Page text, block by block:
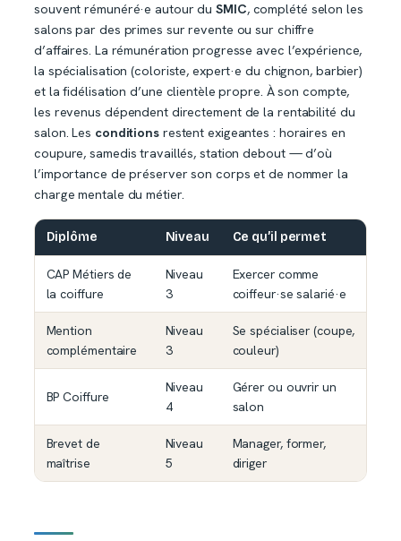
souvent rémunéré·e autour duSMIC, complété selon les
salons par des primes sur revente ou sur chiffre
d’affaires. La rémunération progresse avec l’expérience,
la spécialisation (coloriste, expert·e du chignon, barbier)
et la fidélisation d’une clientèle propre. À son compte,
les revenus dépendent directement de la rentabilité du
salon. Les conditionsrestent exigeantes : horaires en
coupure, samedis travaillés, station debout — d’où
l’importance de préserver son corps et de nommer la
charge mentale du métier.
Diplôme Niveau Ce qu’il permet
CAP Métiers de
la coiffure
Niveau
3
Exercer comme
coiffeur·se salarié·e
Mention
complémentaire
Niveau
3
Se spécialiser (coupe,
couleur)
BP Coiffure
Niveau
4
Gérer ou ouvrir un
salon
Brevet de
maîtrise
Niveau
5
Manager, former,
diriger